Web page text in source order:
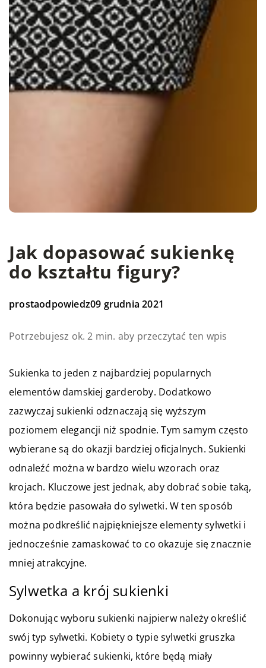
Jak dopasować sukienkę
do kształtu figury?
prostaodpowiedz09 grudnia 2021
Potrzebujesz ok. 2 min. aby przeczytać ten wpis
Sukienka to jeden z najbardziej popularnych
elementów damskiej garderoby. Dodatkowo
zazwyczaj sukienki odznaczają się wyższym
poziomem elegancji niż spodnie. Tym samym często
wybierane są do okazji bardziej oficjalnych. Sukienki
odnaleźć można w bardzo wielu wzorach oraz
krojach. Kluczowe jest jednak, aby dobrać sobie taką,
która będzie pasowała do sylwetki. W ten sposób
można podkreślić najpiękniejsze elementy sylwetki i
jednocześnie zamaskować to co okazuje się znacznie
mniej atrakcyjne.
Sylwetka a krój sukienki
Dokonując wyboru sukienki najpierw należy określić
swój typ sylwetki. Kobiety o typie sylwetki gruszka
powinny wybierać sukienki, które będą miały